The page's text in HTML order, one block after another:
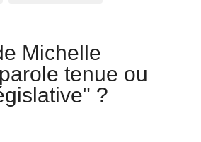
Michelle
tenue ou
?